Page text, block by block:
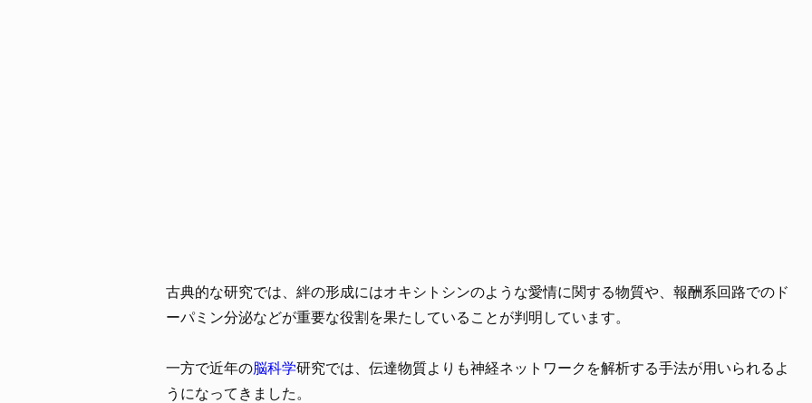
古典的な研究では、絆の形成にはオキシトシンのような愛情に関する物質や、報酬系回路でのド
ーパミン分泌などが重要な役割を果たしていることが判明しています。
一方で近年の脳科学研究では、伝達物質よりも神経ネットワークを解析する手法が用いられるよ
うになってきました。